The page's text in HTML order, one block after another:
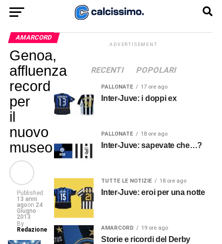
AMARCORD
Genoa,
affluenza
record
per
il
nuovo
museo
Published
13 anni
agoon 24
Giugno
2013
By
Redazione
ADVERTISEMENT
RECENTI POPOLARI
PALLONATE 17 ore ago
Inter-Juve: i doppi ex
PALLONATE 18 ore ago
Inter-Juve: sapevate che…?
TUTTE LE NOTIZIE 18 ore ago
Inter-Juve: eroi per una notte
AMARCORD 19 ore ago
Storie e ricordi del Derby